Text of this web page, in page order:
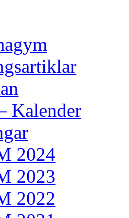
Kalender
2024
2023
2022